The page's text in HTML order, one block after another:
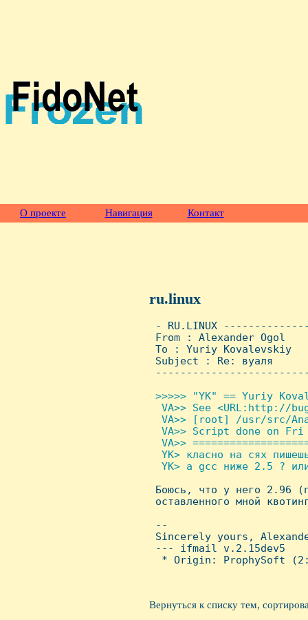
О проекте Навигация Контакт
ru.linux
- RU.LINUX
From : Alexander
To : Yuriy Kovalevskiy
Subject : Re: вуаля
>>>>> "YK" == Yuriy
VA>> See <URL:http://
VA>> [root] /usr/src/
VA>> Script done on
VA>>
YK> класно на сях
YK> а gcc ниже 2.5 ?
Боюсь, что у него 2.96
оставленного мной
--
Sincerely yours,
--- ifmail v.2.15dev5
* Origin: ProphySoft
Вернуться к списку тем,